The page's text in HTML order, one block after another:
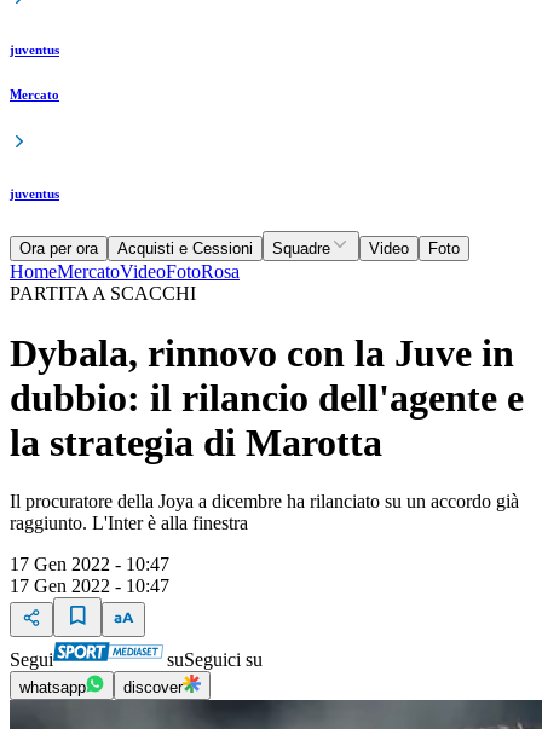
juventus
Mercato
juventus
Ora per ora Acquisti e Cessioni Squadre Video Foto
HomeMercatoVideoFotoRosa
PARTITA A SCACCHI
Dybala, rinnovo con la Juve in
dubbio: il rilancio dell'agente e
la strategia di Marotta
Il procuratore della Joya a dicembre ha rilanciato su un accordo già
raggiunto. L'Inter è alla finestra
17 Gen 2022 - 10:47
17 Gen 2022 - 10:47
Segui suSeguici su
whatsapp discover